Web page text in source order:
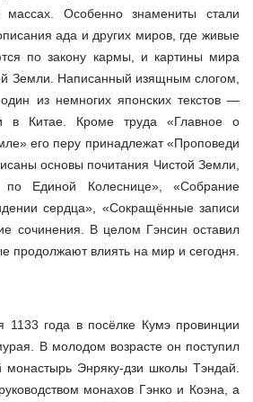
Особенно знамениты стали
ада и других миров, где живые
по закону кармы, и картины мира
Земли. Написанный изящным слогом,
из немногих японских текстов —
в Китае. Кроме труда «Главное о
» его перу принадлежат «Проповеди
основы почитания Чистой Земли,
по Единой Колеснице», «Собрание
сердца», «Сокращённые записи
сочинения. В целом Гэнсин оставил
продолжают влиять на мир и сегодня.
года в посёлке Кумэ провинции
В молодом возрасте он поступил
монастырь Энряку-дзи школы Тэндай.
монахов Гэнко и Коэна, а